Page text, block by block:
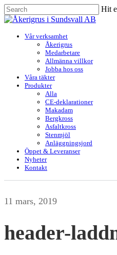
Skip
to
content
Hit
Close
Menu
Vår verksamhet
Åkerigrus
Medarbetare
Allmänna villkor
Jobba hos oss
Våra täkter
Produkter
Alla
CE-deklarationer
Makadam
Bergkross
Asfaltkross
Stenmjöl
Anläggningsjord
Öppet & Leveranser
Nyheter
Kontakt
11 mars, 2019
header-